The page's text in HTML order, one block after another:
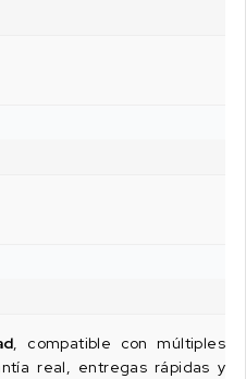
, compatible con múltiples
real, entregas rápidas y